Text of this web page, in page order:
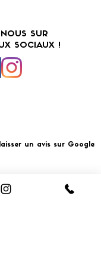
SUR
SOCIAUX !
un avis sur Google